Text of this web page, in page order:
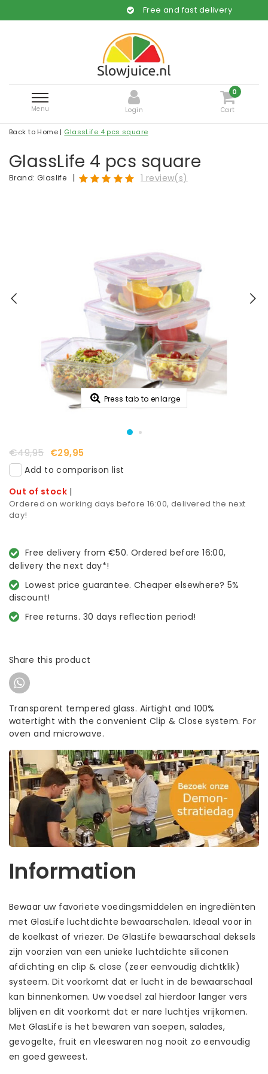
Free and fast delivery
Menu Login
0
Cart
Back to Home | GlassLife 4 pcs square
GlassLife 4 pcs square
Brand: Glaslife | 1 review(s)
Press tab to enlarge
€49,95 €29,95
Add to comparison list
Out of stock |
Ordered on working days before 16:00, delivered the next
day!
Free delivery from €50. Ordered before 16:00,
delivery the next day*!
Lowest price guarantee. Cheaper elsewhere? 5%
discount!
Free returns. 30 days reflection period!
Share this product
Transparent tempered glass. Airtight and 100%
watertight with the convenient Clip & Close system. For
oven and microwave.
Information
Bewaar uw favoriete voedingsmiddelen en ingrediënten
met GlasLife luchtdichte bewaarschalen. Ideaal voor in
de koelkast of vriezer. De GlasLife bewaarschaal deksels
zijn voorzien van een unieke luchtdichte siliconen
afdichting en clip & close (zeer eenvoudig dichtklik)
systeem. Dit voorkomt dat er lucht in de bewaarschaal
kan binnenkomen. Uw voedsel zal hierdoor langer vers
blijven en dit voorkomt dat er nare luchtjes vrijkomen.
Met GlasLife is het bewaren van soepen, salades,
gevogelte, fruit en vleeswaren nog nooit zo eenvoudig
en goed geweest.